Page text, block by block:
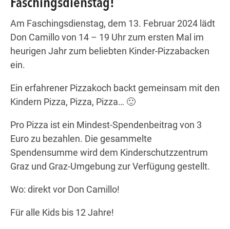
Wegbeschreibung
Faschingsdienstag!
Am Faschingsdienstag, dem 13. Februar 2024 lädt
Don Camillo von 14 – 19 Uhr zum ersten Mal im
heurigen Jahr zum beliebten Kinder-Pizzabacken
ein.
Ein erfahrener Pizzakoch backt gemeinsam mit den
Kindern Pizza, Pizza, Pizza… 🙂
Pro Pizza ist ein Mindest-Spendenbeitrag von 3
Euro zu bezahlen. Die gesammelte
Spendensumme wird dem Kinderschutzzentrum
Graz und Graz-Umgebung zur Verfügung gestellt.
Wo: direkt vor Don Camillo!
Für alle Kids bis 12 Jahre!